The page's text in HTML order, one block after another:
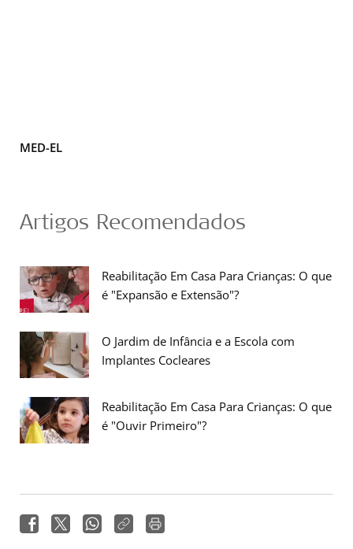
MED-EL
Artigos Recomendados
Reabilitação Em Casa Para Crianças: O que
é "Expansão e Extensão"?
O Jardim de Infância e a Escola com
Implantes Cocleares
Reabilitação Em Casa Para Crianças: O que
é "Ouvir Primeiro"?